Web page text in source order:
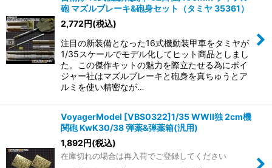
砲 マズルブレーキ&砲身セット（タミヤ 35361）
2,772円(税込)
注目の新装備となった16式機動装甲車をタミヤが
1/35スケールでモデル化してヒット商品としまし
た。この傑作キットの魅力を際立たせる為にボイ
ジャー社はマズルブレーキと砲身を真ちゅうとア
ルミを使い精密なが…
VoyagerModel [VBS0322]1/35 WWII独 2cm機
関砲 KwK30/38 弾薬&弾薬箱(汎用)
1,892円(税込)
在庫切れの場合は再入荷でご登録してください